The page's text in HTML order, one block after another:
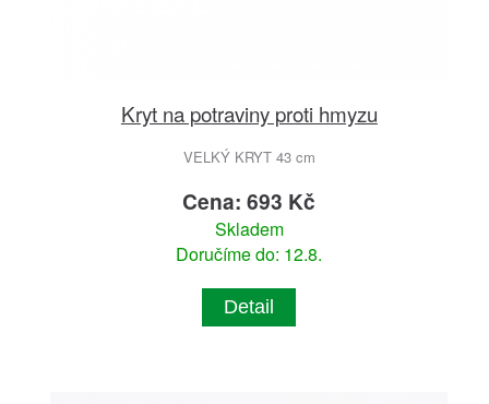
Kryt na potraviny proti hmyzu
VELKÝ KRYT 43 cm
Cena: 693 Kč
Skladem
Doručíme do: 12.8.
Detail